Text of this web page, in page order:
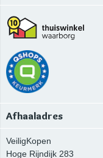
Afhaaladres
VeiligKopen
Hoge Rijndijk 283